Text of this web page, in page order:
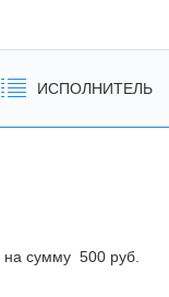
ИСПОЛНИТЕЛЬ
на сумму 500 руб.